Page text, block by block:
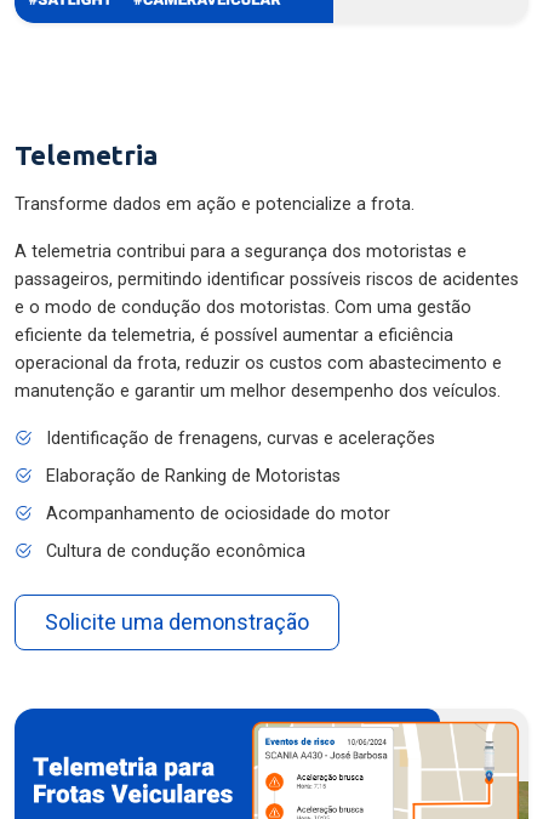
Telemetria
Transforme dados em ação e potencialize a frota.
A telemetria contribui para a segurança dos motoristas e
passageiros, permitindo identificar possíveis riscos de acidentes
e o modo de condução dos motoristas. Com uma gestão
eficiente da telemetria, é possível aumentar a eficiência
operacional da frota, reduzir os custos com abastecimento e
manutenção e garantir um melhor desempenho dos veículos.
Identificação de frenagens, curvas e acelerações
Elaboração de Ranking de Motoristas
Acompanhamento de ociosidade do motor
Cultura de condução econômica
Solicite uma demonstração